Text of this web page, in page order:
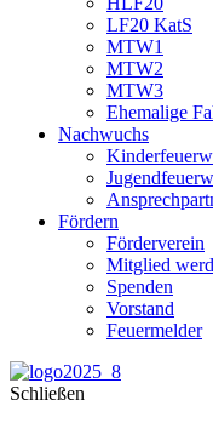
LF20 KatS
MTW1
MTW2
MTW3
Ehemalige
Nachwuchs
Fördern
Förderverein
Mitglied
Spenden
Vorstand
Feuermelder
Schließen